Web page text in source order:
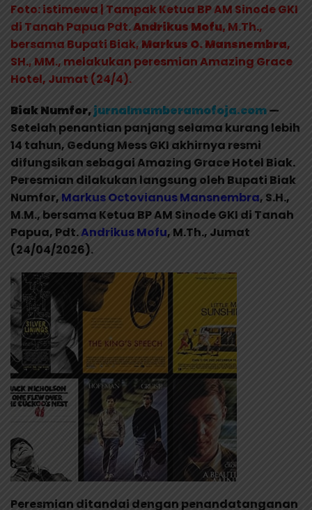
Foto: istimewa | Tampak Ketua BP AM Sinode GKI
di Tanah Papua Pdt.Andrikus Mofu,M.Th.,
bersama Bupati Biak, Markus O. Mansnembra,
SH., MM., melakukan peresmian Amazing Grace
Hotel, Jumat (24/4).
Biak Numfor,jurnalmamberamofoja.com—
Setelah penantian panjang selama kurang lebih
14 tahun, Gedung Mess GKI akhirnya resmi
difungsikan sebagai Amazing Grace Hotel Biak.
Peresmian dilakukan langsung oleh Bupati Biak
Numfor, MarkusOctovianus Mansnembra, S.H.,
M.M., bersama Ketua BP AM Sinode GKI di Tanah
Papua, Pdt.AndrikusMofu, M.Th., Jumat
(24/04/2026).
Peresmian ditandai dengan penandatanganan